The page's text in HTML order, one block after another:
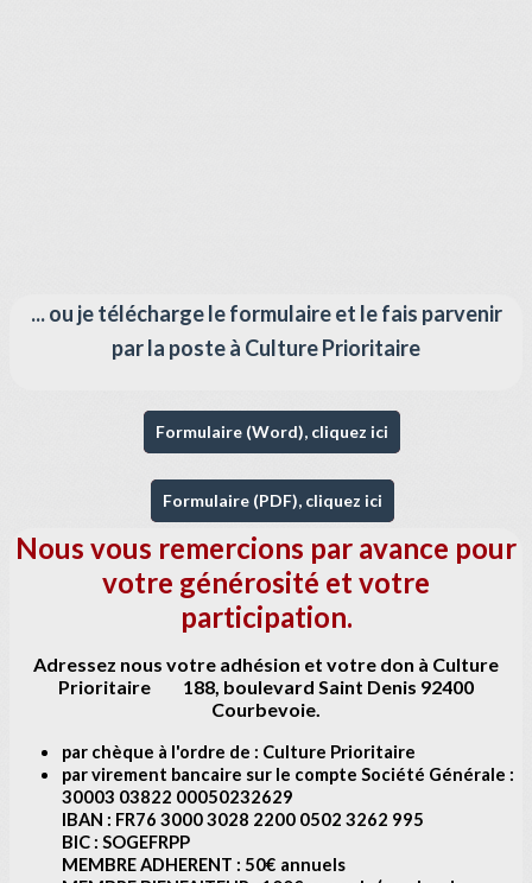
... ou je télécharge le formulaire et le fais parvenir
par la poste à Culture Prioritaire
Formulaire (Word), cliquez ici
Formulaire (PDF), cliquez ici
Nous vous remercions par avance pour
votre générosité et votre
participation.
Adressez nous votre adhésion et votre don à Culture
Prioritaire 188, boulevard Saint Denis 92400
Courbevoie.
par chèque à l'ordre de : Culture Prioritaire
par virement bancaire sur le compte Société Générale :
30003 03822 00050232629
IBAN : FR76 3000 3028 2200 0502 3262 995
BIC : SOGEFRPP
MEMBRE ADHERENT : 50€ annuels